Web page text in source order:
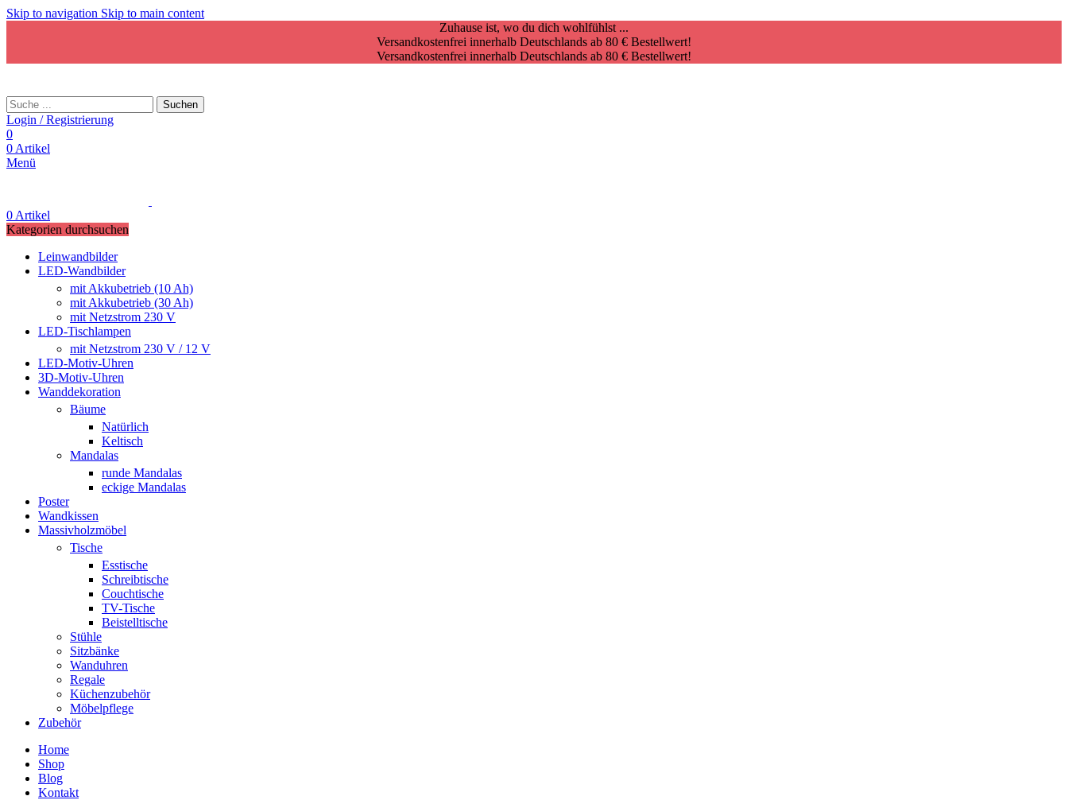
Skip to navigation Skip to main content
Zuhause ist, wo du dich wohlfühlst ...
Versandkostenfrei innerhalb Deutschlands ab 80 € Bestellwert!
Versandkostenfrei innerhalb Deutschlands ab 80 € Bestellwert!
Suchen
Login / Registrierung
0
0 Artikel
Menü
0 Artikel
Kategorien durchsuchen
Leinwandbilder
LED-Wandbilder
mit Akkubetrieb (10 Ah)
mit Akkubetrieb (30 Ah)
mit Netzstrom 230 V
LED-Tischlampen
mit Netzstrom 230 V / 12 V
LED-Motiv-Uhren
3D-Motiv-Uhren
Wanddekoration
Bäume
Natürlich
Keltisch
Mandalas
runde Mandalas
eckige Mandalas
Poster
Wandkissen
Massivholzmöbel
Tische
Esstische
Schreibtische
Couchtische
TV-Tische
Beistelltische
Stühle
Sitzbänke
Wanduhren
Regale
Küchenzubehör
Möbelpflege
Zubehör
Home
Shop
Blog
Kontakt